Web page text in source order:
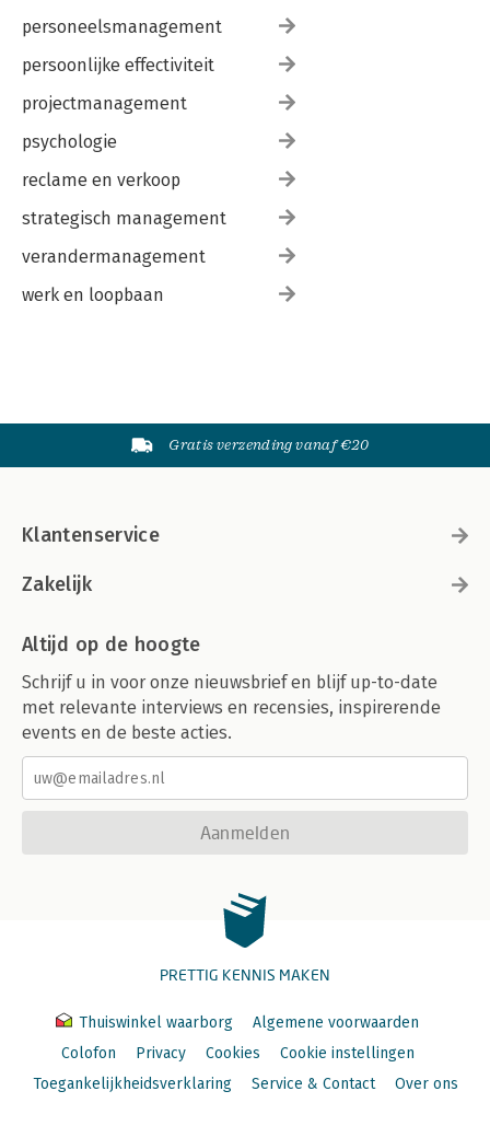
personeelsmanagement
persoonlijke effectiviteit
projectmanagement
psychologie
reclame en verkoop
strategisch management
verandermanagement
werk en loopbaan
Gratis verzending vanaf €20
Klantenservice
Zakelijk
Altijd op de hoogte
Schrijf u in voor onze nieuwsbrief en blijf up-to-date
met relevante interviews en recensies, inspirerende
events en de beste acties.
Aanmelden
PRETTIG KENNIS MAKEN
Thuiswinkel waarborg
Algemene voorwaarden
Colofon
Privacy Cookies
Cookie instellingen
Toegankelijkheidsverklaring
Service & Contact Over ons